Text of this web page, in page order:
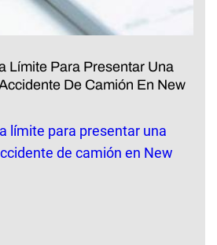
Límite Para Presentar Una
De Camión En New